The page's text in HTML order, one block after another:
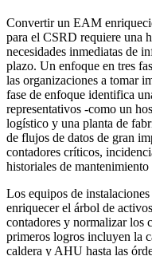
Convertir un EAM
para el CSRD requiere una
necesidades inmediatas de
plazo. Un enfoque en tres
las organizaciones a tomar
fase de enfoque identifica
representativos -como un
logístico y una planta de
de flujos de datos de gran
contadores críticos,
historiales de
Los equipos de
enriquecer el árbol de
contadores y normalizar los
primeros logros incluyen la
caldera y AHU hasta las